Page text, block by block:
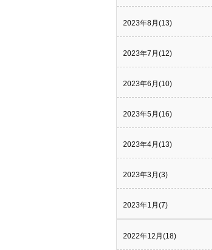
2023年8月(13)
2023年7月(12)
2023年6月(10)
2023年5月(16)
2023年4月(13)
2023年3月(3)
2023年1月(7)
2022年12月(18)